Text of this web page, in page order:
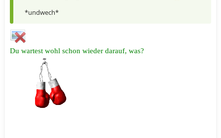
*undwech*
Du wartest wohl schon wieder darauf, was?